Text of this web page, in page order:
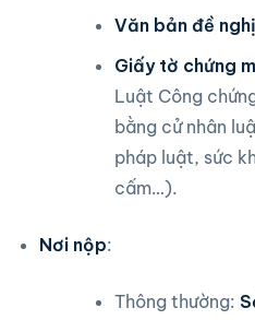
Văn bản đề
Giấy tờ chứng
Luật Công
bằng cử nhân
pháp luật, sức
cấm…).
Nơi nộp:
Thông thường: